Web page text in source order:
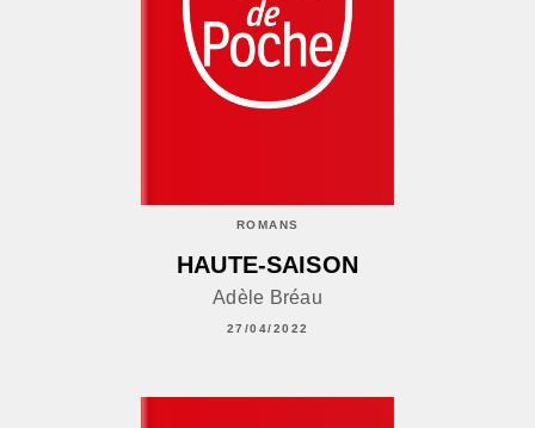
ROMANS
HAUTE-SAISON
Adèle Bréau
27/04/2022